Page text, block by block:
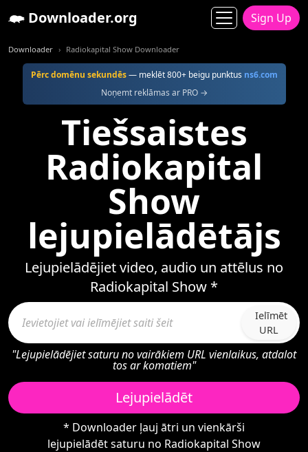
Downloader.org Sign Up
Downloader Radiokapital Show Downloader
Pērc domēnu sekundēs— meklēt 800+ beigu punktus ns6.com
Noņemt reklāmas ar PRO →
Tiešsaistes
Radiokapital
Show
lejupielādētājs
Lejupielādējiet video, audio un attēlus no
Radiokapital Show *
Ielīmēt
URL
"Lejupielādējiet saturu no vairākiem URL vienlaikus, atdalot
tos ar komatiem"
Lejupielādēt
* Downloader ļauj ātri un vienkārši
lejupielādēt saturu no Radiokapital Show